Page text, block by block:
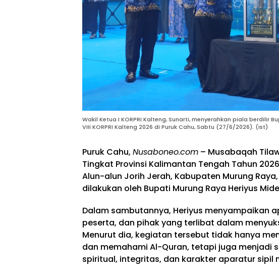
Wakil Ketua I KORPRI Kalteng, Sunarti, menyerahkan piala berdilir
VIII KORPRI Kalteng 2026 di Puruk Cahu, Sabtu (27/6/2026). (ist)
Puruk Cahu, Nusaboneo.com – Musabaqah
Tingkat Provinsi Kalimantan Tengah Tahun
Alun-alun Jorih Jerah, Kabupaten Murung
dilakukan oleh Bupati Murung Raya Heriyus
Dalam sambutannya, Heriyus menyampaikan
peserta, dan pihak yang terlibat dalam
Menurut dia, kegiatan tersebut tidak hanya
dan memahami Al-Quran, tetapi juga menjadi
spiritual, integritas, dan karakter aparatur sipil